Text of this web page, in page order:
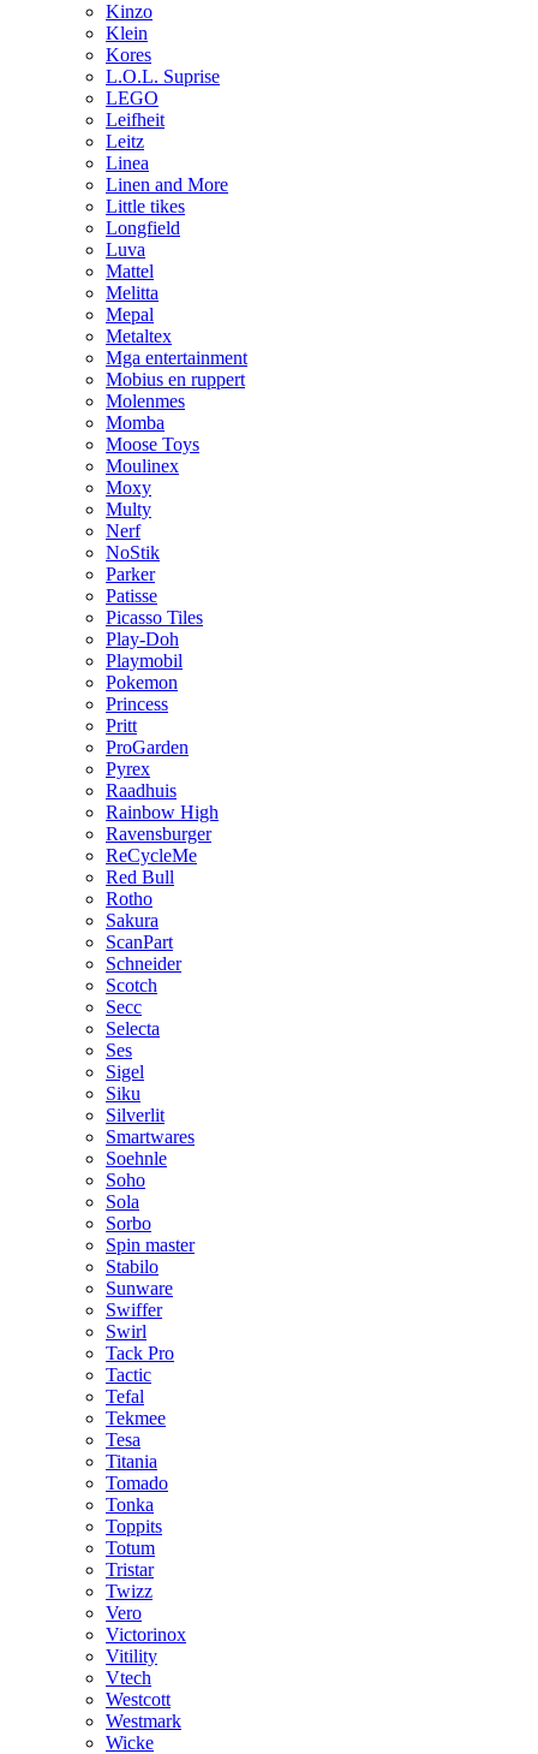
Kinzo
Klein
Kores
L.O.L. Suprise
LEGO
Leifheit
Leitz
Linea
Linen and More
Little tikes
Longfield
Luva
Mattel
Melitta
Mepal
Metaltex
Mga entertainment
Mobius en ruppert
Molenmes
Momba
Moose Toys
Moulinex
Moxy
Multy
Nerf
NoStik
Parker
Patisse
Picasso Tiles
Play-Doh
Playmobil
Pokemon
Princess
Pritt
ProGarden
Pyrex
Raadhuis
Rainbow High
Ravensburger
ReCycleMe
Red Bull
Rotho
Sakura
ScanPart
Schneider
Scotch
Secc
Selecta
Ses
Sigel
Siku
Silverlit
Smartwares
Soehnle
Soho
Sola
Sorbo
Spin master
Stabilo
Sunware
Swiffer
Swirl
Tack Pro
Tactic
Tefal
Tekmee
Tesa
Titania
Tomado
Tonka
Toppits
Totum
Tristar
Twizz
Vero
Victorinox
Vitility
Vtech
Westcott
Westmark
Wicke